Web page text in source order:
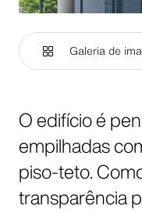
Galeria de
O edifício é
empilhadas
piso-teto.
transparência